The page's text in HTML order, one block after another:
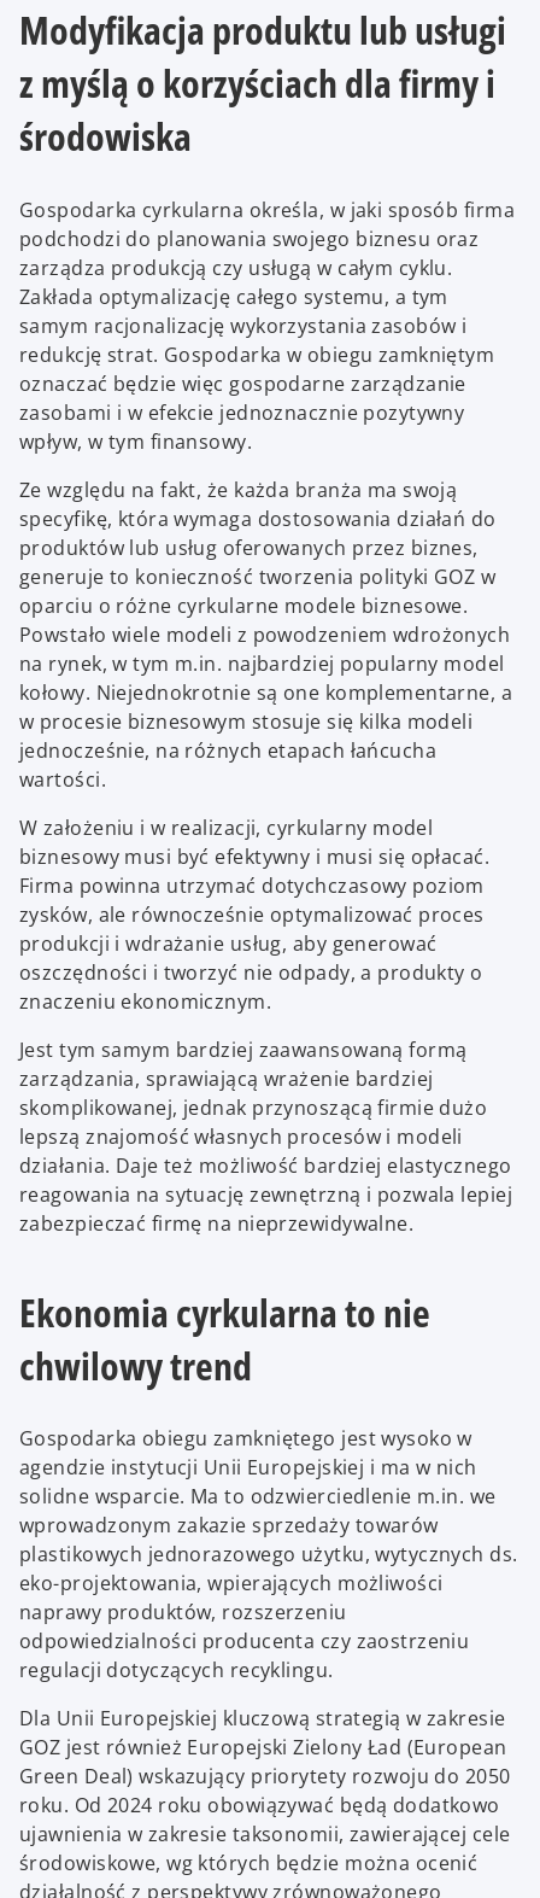
Modyfikacja produktu lub usługi
z myślą o korzyściach dla firmy i
środowiska
Gospodarka cyrkularna określa, w jaki sposób firma
podchodzi do planowania swojego biznesu oraz
zarządza produkcją czy usługą w całym cyklu.
Zakłada optymalizację całego systemu, a tym
samym racjonalizację wykorzystania zasobów i
redukcję strat. Gospodarka w obiegu zamkniętym
oznaczać będzie więc gospodarne zarządzanie
zasobami i w efekcie jednoznacznie pozytywny
wpływ, w tym finansowy.
Ze względu na fakt, że każda branża ma swoją
specyfikę, która wymaga dostosowania działań do
produktów lub usług oferowanych przez biznes,
generuje to konieczność tworzenia polityki GOZ w
oparciu o różne cyrkularne modele biznesowe.
Powstało wiele modeli z powodzeniem wdrożonych
na rynek, w tym m.in. najbardziej popularny model
kołowy. Niejednokrotnie są one komplementarne, a
w procesie biznesowym stosuje się kilka modeli
jednocześnie, na różnych etapach łańcucha
wartości.
W założeniu i w realizacji, cyrkularny model
biznesowy musi być efektywny i musi się opłacać.
Firma powinna utrzymać dotychczasowy poziom
zysków, ale równocześnie optymalizować proces
produkcji i wdrażanie usług, aby generować
oszczędności i tworzyć nie odpady, a produkty o
znaczeniu ekonomicznym.
Jest tym samym bardziej zaawansowaną formą
zarządzania, sprawiającą wrażenie bardziej
skomplikowanej, jednak przynoszącą firmie dużo
lepszą znajomość własnych procesów i modeli
działania. Daje też możliwość bardziej elastycznego
reagowania na sytuację zewnętrzną i pozwala lepiej
zabezpieczać firmę na nieprzewidywalne.
Ekonomia cyrkularna to nie
chwilowy trend
Gospodarka obiegu zamkniętego jest wysoko w
agendzie instytucji Unii Europejskiej i ma w nich
solidne wsparcie. Ma to odzwierciedlenie m.in. we
wprowadzonym zakazie sprzedaży towarów
plastikowych jednorazowego użytku, wytycznych ds.
eko-projektowania, wpierających możliwości
naprawy produktów, rozszerzeniu
odpowiedzialności producenta czy zaostrzeniu
regulacji dotyczących recyklingu.
Dla Unii Europejskiej kluczową strategią w zakresie
GOZ jest również Europejski Zielony Ład (European
Green Deal) wskazujący priorytety rozwoju do 2050
roku. Od 2024 roku obowiązywać będą dodatkowo
ujawnienia w zakresie taksonomii, zawierającej cele
środowiskowe, wg których będzie można ocenić
działalność z perspektywy zrównoważonego